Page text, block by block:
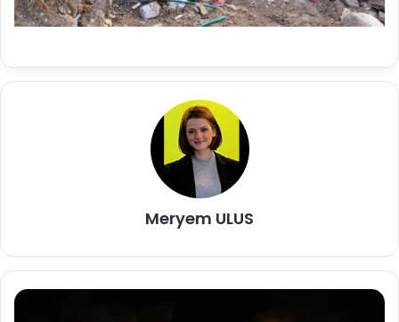
Meryem ULUS